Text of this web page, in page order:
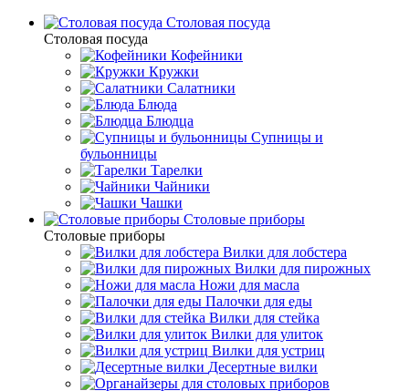
Столовая посуда
Столовая посуда
Кофейники
Кружки
Салатники
Блюда
Блюдца
Супницы и
бульонницы
Тарелки
Чайники
Чашки
Cтоловые приборы
Cтоловые приборы
Вилки для лобстера
Вилки для пирожных
Ножи для масла
Палочки для еды
Вилки для стейка
Вилки для улиток
Вилки для устриц
Десертные вилки